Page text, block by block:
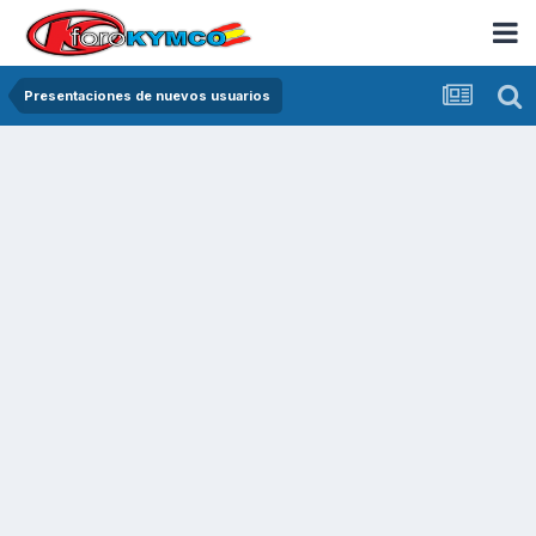
Presentaciones de nuevos usuarios